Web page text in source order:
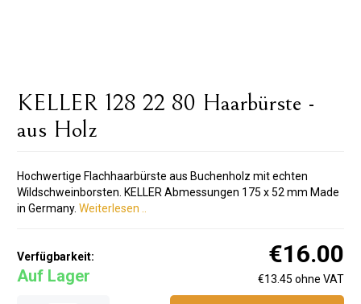
KELLER 128 22 80 Haarbürste -
aus Holz
Hochwertige Flachhaarbürste aus Buchenholz mit echten
Wildschweinborsten. KELLER Abmessungen 175 x 52 mm Made
in Germany. Weiterlesen ..
Verfügbarkeit:
Auf Lager
€16.00
€13.45 ohne VAT